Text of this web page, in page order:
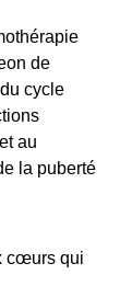
de
cycle
au
la puberté
cœurs qui